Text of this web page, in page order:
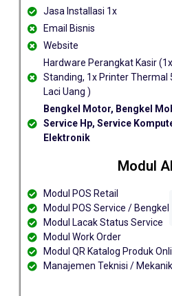
Jasa Installasi 1x
Email Bisnis
Website
Hardware Perangkat Kasir
Standing, 1x Printer Thermal
Laci Uang )
Bengkel Motor, Bengkel
Service Hp, Service
Elektronik
Modul
Modul POS Retail
Modul POS Service / Bengkel
Modul Lacak Status Service
Modul Work Order
Modul QR Katalog Produk
Manajemen Teknisi / Mekanik